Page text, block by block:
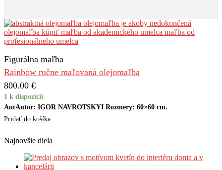
Figurálna maľba
Rainbow ručne maľovaná olejomaľba
800.00 €
1 k dispozícií
AutAutor: IGOR NAVROTSKYI Rozmery: 60×60 cm.
Pridať do košíka
Najnovšie diela